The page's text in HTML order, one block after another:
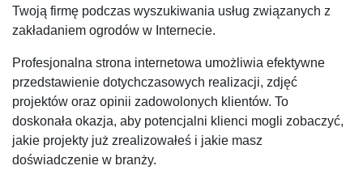
Twoją firmę podczas wyszukiwania usług związanych z
zakładaniem ogrodów w Internecie.
Profesjonalna strona internetowa umożliwia efektywne
przedstawienie dotychczasowych realizacji, zdjęć
projektów oraz opinii zadowolonych klientów. To
doskonała okazja, aby potencjalni klienci mogli zobaczyć,
jakie projekty już zrealizowałeś i jakie masz
doświadczenie w branży.